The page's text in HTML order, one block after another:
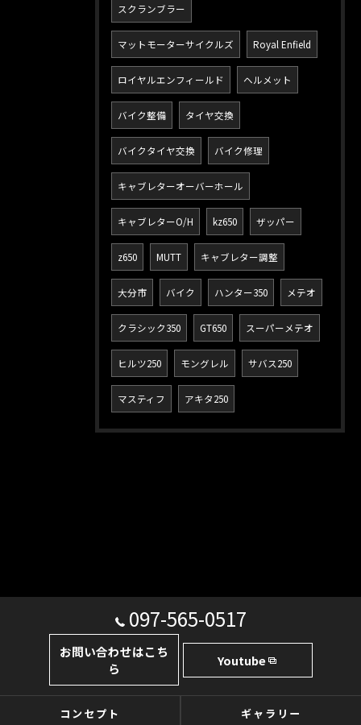
スクランブラー
マットモーターサイクルズ Royal Enfield
ロイヤルエンフィールド ヘルメット
バイク整備 タイヤ交換
バイクタイヤ交換 バイク修理
キャブレターオーバーホール
キャブレターO/H kz650 ザッパー
z650 MUTT キャブレター調整
大分市 バイク ハンター350 メテオ
クラシック350 GT650 スーパーメテオ
ヒルツ250 モングレル サバス250
マスティフ アキタ250
097-565-0517
お問い合わせはこち
ら
Youtube
コンセプト ギャラリー